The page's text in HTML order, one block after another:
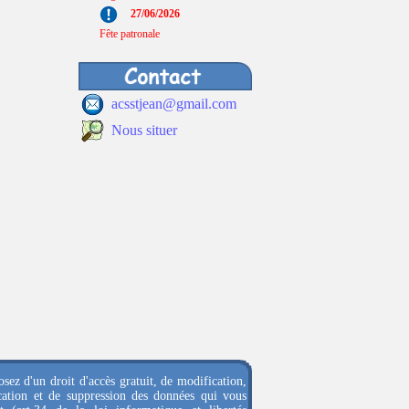
27/06/2026
Fête patronale
acsstjean@gmail.com
Nous situer
d'un droit d'accès gratuit, de modification,
et de suppression des données qui vous